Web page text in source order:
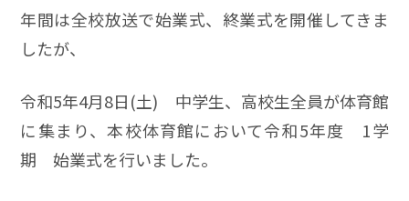
年間は全校放送で始業式、終業式を開催してきま
したが、
令和5年4月8日(土) 中学生、高校生全員が体育館
に集まり、本校体育館において令和5年度 1学
期 始業式を行いました。